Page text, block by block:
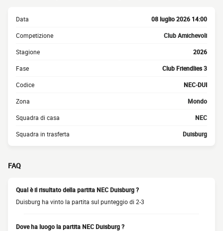
Data 08 luglio 2026 14:00
Competizione Club Amichevoli
Stagione 2026
Fase Club Friendlies 3
Codice NEC-DUI
Zona Mondo
Squadra di casa NEC
Squadra in trasferta Duisburg
FAQ
Qual è il risultato della partita NEC Duisburg ?
Duisburg ha vinto la partita sul punteggio di 2-3
Dove ha luogo la partita NEC Duisburg ?